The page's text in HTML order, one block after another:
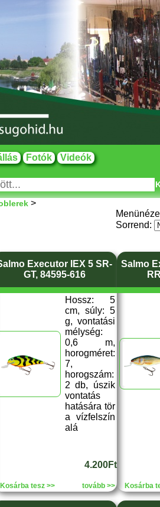
Fotók Videók
>
Sorrend:
Executor IEX 5 SR-
GT, 84595-616
Hossz: 5
cm, súly: 5
g, vontatási
mélység:
0,6 m,
horogméret:
7,
horogszám:
2 db, úszik
vontatás
hatására tör
a vízfelszín
alá
4.200Ft
Kosárba tesz >> tovább >>
Salmo
Kosárba